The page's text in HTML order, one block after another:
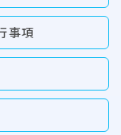
事項